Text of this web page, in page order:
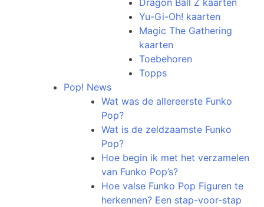
Dragon Ball Z kaarten
Yu-Gi-Oh! kaarten
Magic The Gathering
kaarten
Toebehoren
Topps
Pop! News
Wat was de allereerste Funko
Pop?
Wat is de zeldzaamste Funko
Pop?
Hoe begin ik met het verzamelen
van Funko Pop’s?
Hoe valse Funko Pop Figuren te
herkennen? Een stap-voor-stap